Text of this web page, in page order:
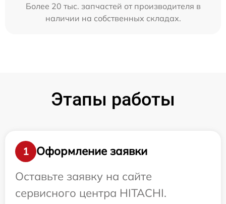
Более 20 тыс. запчастей от производителя в
наличии на собственных складах.
Этапы работы
1
Оформление заявки
Оставьте заявку на сайте
сервисного центра HITACHI.